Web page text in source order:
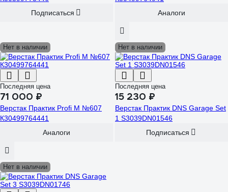
Подписаться
Аналоги
Нет в наличии
Последняя цена
71 000 ₽
Верстак Практик Profi M №607
К30499764441
Аналоги
Нет в наличии
Последняя цена
15 230 ₽
Верстак Практик DNS Garage Set
1 S3039DN01546
Подписаться
Нет в наличии